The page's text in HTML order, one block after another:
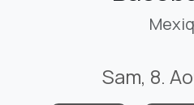
Sam, 8.